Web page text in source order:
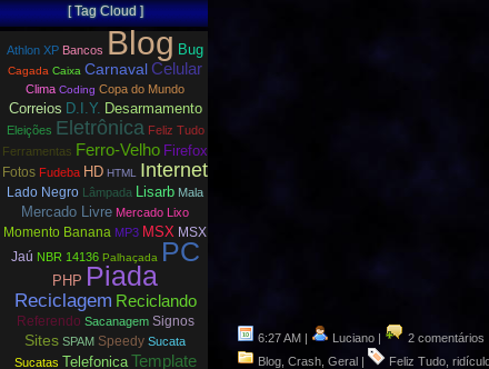
6:27 AM | Luciano |
2 comentários
Blog ,Crash ,Geral | Feliz Tudo ,
[ Tag Cloud ]
Athlon XP Bancos Blog Bug
Cagada Caixa CarnavalCelular
Clima Coding Copa do Mundo
Correios D.I.Y. Desarmamento
Eleições Eletrônica Feliz Tudo
Ferramentas Ferro-Velho Firefox
Fotos Fudeba HD HTML Internet
Lado Negro Lâmpada Lisarb Mala
Mercado Livre Mercado Lixo
Momento Banana MP3 MSX MSX
Jaú NBR 14136 Palhaçada PC
PHP Piada
Reciclagem Reciclando
Referendo Sacanagem Signos
Sites SPAM Speedy Sucata
Sucatas Telefonica Template